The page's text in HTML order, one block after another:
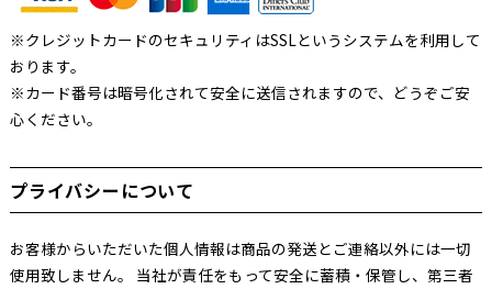
※クレジットカードのセキュリティはSSLというシステムを利用して
おります。
※カード番号は暗号化されて安全に送信されますので、どうぞご安
心ください。
プライバシーについて
お客様からいただいた個人情報は商品の発送とご連絡以外には一切
使用致しません。 当社が責任をもって安全に蓄積・保管し、第三者